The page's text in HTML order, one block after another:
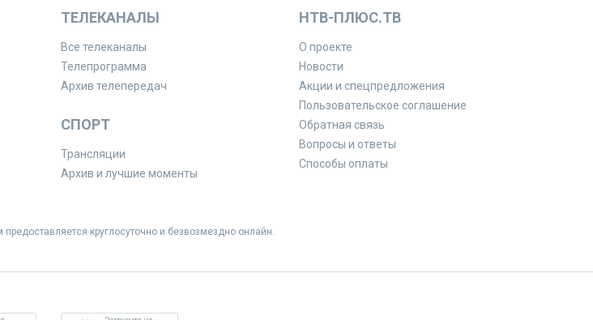
ТЕЛЕКАНАЛЫ
Все телеканалы
Телепрограмма
Архив телепередач
СПОРТ
Трансляции
Архив и лучшие моменты
НТВ-ПЛЮС.ТВ
О проекте
Новости
Акции и спецпредложения
Пользовательское соглашение
Обратная связь
Вопросы и ответы
Способы оплаты
круглосуточно и безвозмездно онлайн.